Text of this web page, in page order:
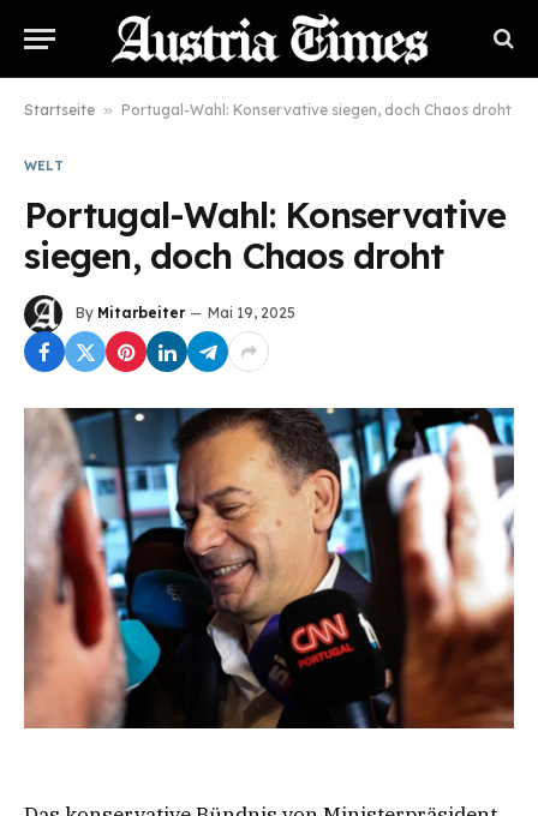
Startseite » Portugal-Wahl: Konservative siegen, doch Chaos droht
WELT
Portugal-Wahl: Konservative
siegen, doch Chaos droht
By Mitarbeiter Mai 19, 2025